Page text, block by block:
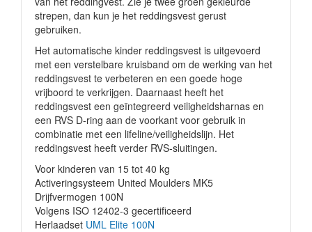
strepen, dan kun je het reddingsvest gerust
gebruiken.
Het automatische kinder reddingsvest is uitgevoerd
met een verstelbare kruisband om de werking van het
reddingsvest te verbeteren en een goede hoge
vrijboord te verkrijgen. Daarnaast heeft het
reddingsvest een geïntegreerd veiligheidsharnas en
een RVS D-ring aan de voorkant voor gebruik in
combinatie met een lifeline/veiligheidslijn. Het
reddingsvest heeft verder RVS-sluitingen.
Voor kinderen van 15 tot 40 kg
Activeringsysteem United Moulders MK5
Drijfvermogen 100N
Volgens ISO 12402-3 gecertificeerd
Herlaadset UML Elite 100N